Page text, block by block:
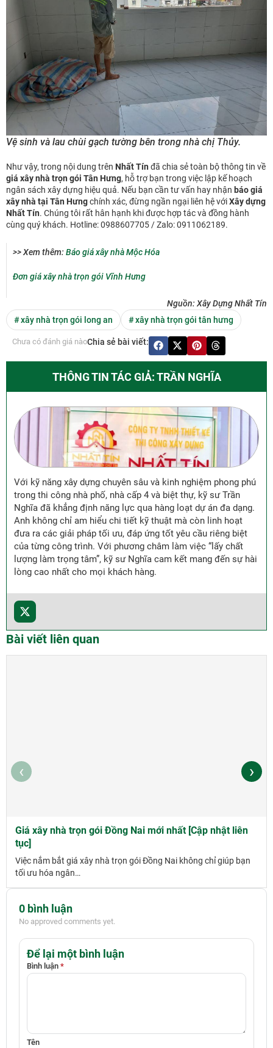
Vệ sinh và lau chùi gạch tường bên trong nhà chị Thủy.
Như vậy, trong nội dung trên Nhất Tín đã chia sẻ toàn bộ thông tin về
giá xây nhà trọn gói Tân Hưng, hỗ trợ bạn trong việc lập kế hoạch
ngân sách xây dựng hiệu quả. Nếu bạn cần tư vấn hay nhận báo giá
xây nhà tại Tân Hưngchính xác, đừng ngần ngại liên hệ vớiXây dựng
Nhất Tín. Chúng tôi rất hân hạnh khi được hợp tác và đồng hành
cùng quý khách. Hotline: 0988607705 / Zalo: 0911062189.
>> Xem thêm: Báo giá xây nhà Mộc Hóa
Đơn giá xây nhà trọn gói Vĩnh Hưng
Nguồn: Xây Dựng Nhất Tín
#xây nhà trọn gói long an #xây nhà trọn gói tân hưng
Chưa có đánh giá nàoChia sẻ bài viết:
THÔNG TIN TÁC GIẢ: TRẦN NGHĨA
Với kỹ năng xây dựng chuyên sâu và kinh nghiệm phong phú
trong thi công nhà phố, nhà cấp 4 và biệt thự, kỹ sư Trần
Nghĩa đã khẳng định năng lực qua hàng loạt dự án đa dạng.
Anh không chỉ am hiểu chi tiết kỹ thuật mà còn linh hoạt
đưa ra các giải pháp tối ưu, đáp ứng tốt yêu cầu riêng biệt
của từng công trình. Với phương châm làm việc “lấy chất
lượng làm trọng tâm”, kỹ sư Nghĩa cam kết mang đến sự hài
lòng cao nhất cho mọi khách hàng.
Bài viết liên quan
‹
Giá xây nhà trọn gói Đồng Nai mới nhất [Cập nhật liên
tục]
Việc nắm bắt giá xây nhà trọn gói Đồng Nai không chỉ giúp bạn
tối ưu hóa ngân…
›
0 bình luận
No approved comments yet.
Để lại một bình luận
Bình luận *
Tên